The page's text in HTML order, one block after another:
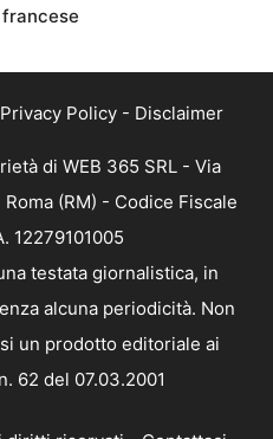
Privacy Policy - Disclaimer
di WEB 365 SRL - Via
(RM) - Codice Fiscale
12279101005
testata giornalistica, in
alcuna periodicità. Non
un prodotto editoriale ai
62 del 07.03.2001